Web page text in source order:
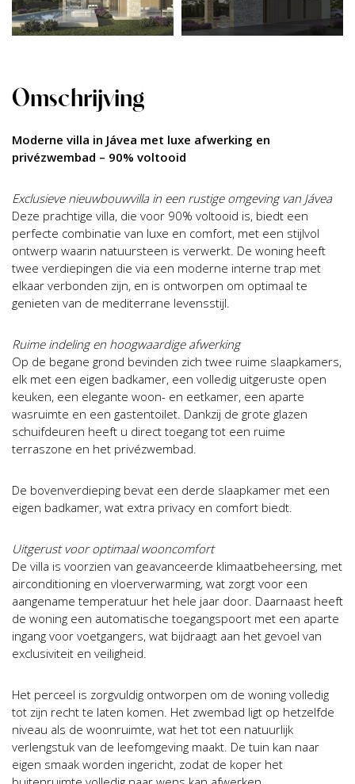
Omschrijving
Moderne villa in Jávea met luxe afwerking en
privézwembad – 90% voltooid
Exclusieve nieuwbouwvilla in een rustige omgeving van Jávea
Deze prachtige villa, die voor 90% voltooid is, biedt een
perfecte combinatie van luxe en comfort, met een stijlvol
ontwerp waarin natuursteen is verwerkt. De woning heeft
twee verdiepingen die via een moderne interne trap met
elkaar verbonden zijn, en is ontworpen om optimaal te
genieten van de mediterrane levensstijl.
Ruime indeling en hoogwaardige afwerking
Op de begane grond bevinden zich twee ruime slaapkamers,
elk met een eigen badkamer, een volledig uitgeruste open
keuken, een elegante woon- en eetkamer, een aparte
wasruimte en een gastentoilet. Dankzij de grote glazen
schuifdeuren heeft u direct toegang tot een ruime
terraszone en het privézwembad.
De bovenverdieping bevat een derde slaapkamer met een
eigen badkamer, wat extra privacy en comfort biedt.
Uitgerust voor optimaal wooncomfort
De villa is voorzien van geavanceerde klimaatbeheersing, met
airconditioning en vloerverwarming, wat zorgt voor een
aangename temperatuur het hele jaar door. Daarnaast heeft
de woning een automatische toegangspoort met een aparte
ingang voor voetgangers, wat bijdraagt aan het gevoel van
exclusiviteit en veiligheid.
Het perceel is zorgvuldig ontworpen om de woning volledig
tot zijn recht te laten komen. Het zwembad ligt op hetzelfde
niveau als de woonruimte, wat het tot een natuurlijk
verlengstuk van de leefomgeving maakt. De tuin kan naar
eigen smaak worden ingericht, zodat de koper het